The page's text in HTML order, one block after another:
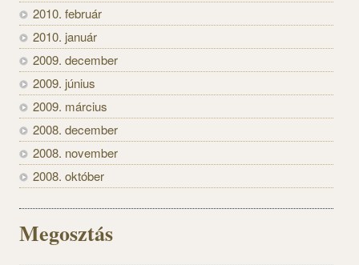
2010. február
2010. január
2009. december
2009. június
2009. március
2008. december
2008. november
2008. október
Megosztás